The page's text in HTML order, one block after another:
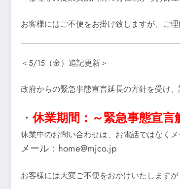
お客様にはご不便をお掛け致しますが、ご
＜5/15（金）追記更新＞
政府からの緊急事態宣言延長の方針を受け
・休業期間：～緊急事態宣言
休業中のお問い合わせは、お電話ではなくメ
メール：home@mjco.jp
お客様には大変ご不便をおかけいたします